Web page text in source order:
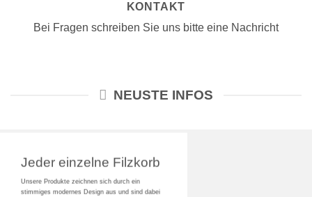
KONTAKT
Bei Fragen schreiben Sie uns bitte eine Nachricht
NEUSTE INFOS
Jeder einzelne Filzkorb
Unsere Produkte zeichnen sich durch ein
stimmiges modernes Design aus und sind dabei